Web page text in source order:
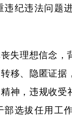
天津 河北
吉林 上海
安徽 福建
违纪违法问题
理想信念，
移、隐匿证据
神，违规收受
部选拔任用工